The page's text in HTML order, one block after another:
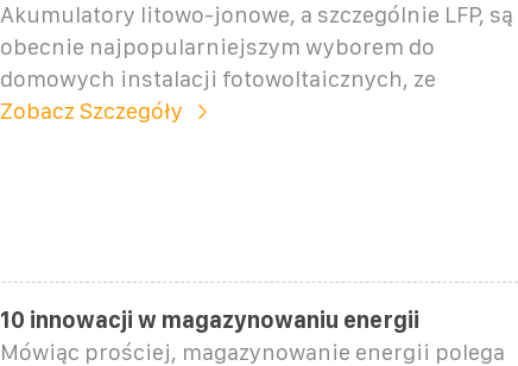
Akumulatory litowo-jonowe, a szczególnie LFP, są
obecnie najpopularniejszym wyborem do
domowych instalacji fotowoltaicznych, ze
Zobacz Szczegóły
10 innowacji w magazynowaniu energii
Mówiąc prościej, magazynowanie energii polega